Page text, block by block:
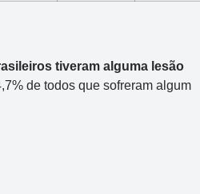
tiveram alguma lesão
de todos que sofreram algum